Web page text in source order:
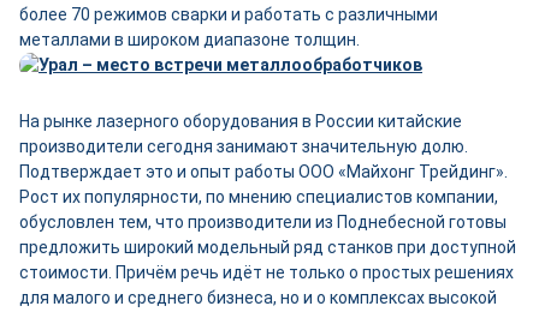
более 70 режимов сварки и работать с различными
металлами в широком диапазоне толщин.
На рынке лазерного оборудования в России китайские
производители сегодня занимают значительную долю.
Подтверждает это и опыт работы ООО «Майхонг Трейдинг».
Рост их популярности, по мнению специалистов компании,
обусловлен тем, что производители из Поднебесной готовы
предложить широкий модельный ряд станков при доступной
стоимости. Причём речь идёт не только о простых решениях
для малого и среднего бизнеса, но и о комплексах высокой